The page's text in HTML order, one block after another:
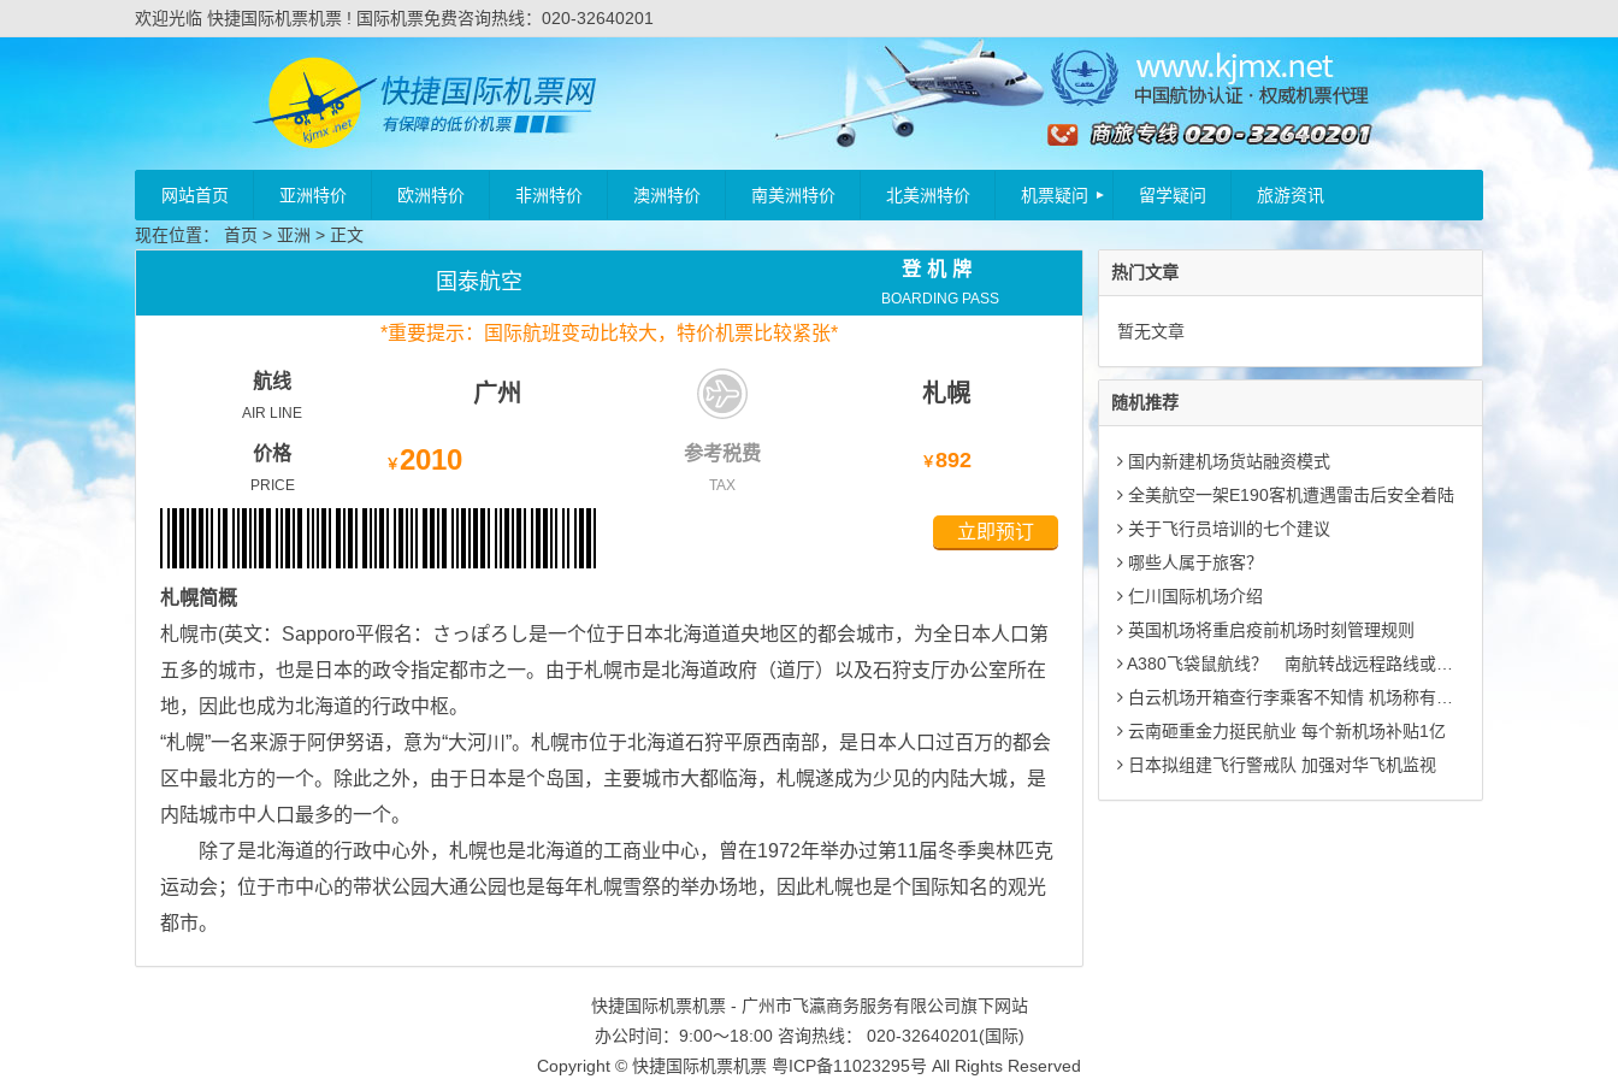
欢迎光临 快捷国际机票机票 ! 国际机票免费咨询热线：020-32640201
网站首页 亚洲特价 欧洲特价 非洲特价 澳洲特价 南美洲特价 北美洲特价 机票疑问 留学疑问 旅游资讯
现在位置： 首页 > 亚洲 > 正文
国泰航空
登机牌
BOARDING PASS
*重要提示：国际航班变动比较大，特价机票比较紧张*
航线
AIR LINE
广州 札幌
价格
PRICE
￥2010 参考税费
TAX
￥892
立即预订
札幌简概
札幌市(英文：Sapporo平假名：さっぽろし是一个位于日本北海道道央地区的都会城市，为全日本人口第
五多的城市，也是日本的政令指定都市之一。由于札幌市是北海道政府（道厅）以及石狩支厅办公室所在
地，因此也成为北海道的行政中枢。
“札幌”一名来源于阿伊努语，意为“大河川”。札幌市位于北海道石狩平原西南部，是日本人口过百万的都会
区中最北方的一个。除此之外，由于日本是个岛国，主要城市大都临海，札幌遂成为少见的内陆大城，是
内陆城市中人口最多的一个。
除了是北海道的行政中心外，札幌也是北海道的工商业中心，曾在1972年举办过第11届冬季奥林匹克
运动会；位于市中心的带状公园大通公园也是每年札幌雪祭的举办场地，因此札幌也是个国际知名的观光
都市。
热门文章
暂无文章
随机推荐
国内新建机场货站融资模式
全美航空一架E190客机遭遇雷击后安全着陆
关于飞行员培训的七个建议
哪些人属于旅客？
仁川国际机场介绍
英国机场将重启疫前机场时刻管理规则
A380飞袋鼠航线？ 南航转战远程路线或盈利
白云机场开箱查行李乘客不知情 机场称有权开箱取出违禁品
云南砸重金力挺民航业 每个新机场补贴1亿
日本拟组建飞行警戒队 加强对华飞机监视
快捷国际机票机票 - 广州市飞瀛商务服务有限公司旗下网站
办公时间：9:00～18:00 咨询热线： 020-32640201(国际)
Copyright © 快捷国际机票机票 粤ICP备11023295号 All Rights Reserved